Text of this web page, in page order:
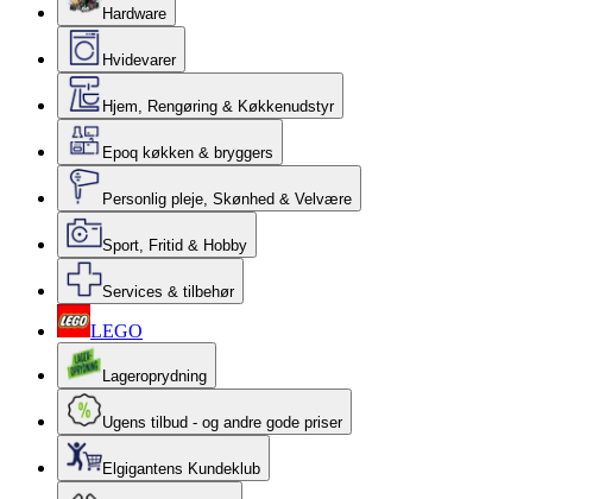
Hardware
Hvidevarer
Hjem, Rengøring & Køkkenudstyr
Epoq køkken & bryggers
Personlig pleje, Skønhed & Velvære
Sport, Fritid & Hobby
Services & tilbehør
LEGO
Lageroprydning
Ugens tilbud - og andre gode priser
Elgigantens Kundeklub